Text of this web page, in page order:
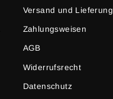
Versand und Lieferung
Zahlungsweisen
AGB
Widerrufsrecht
Datenschutz